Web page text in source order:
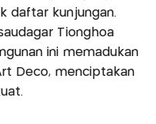
daftar kunjungan.
Tionghoa
ini memadukan
Deco, menciptakan